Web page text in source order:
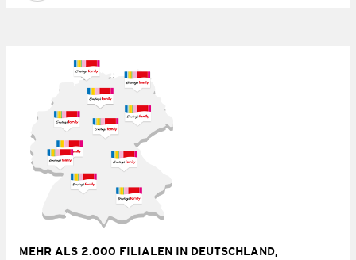
MEHR ALS 2.000 FILIALEN IN DEUTSCHLAND,